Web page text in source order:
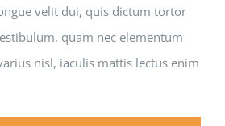
velit dui, quis dictum tortor
quam nec elementum
nisl, iaculis mattis lectus enim